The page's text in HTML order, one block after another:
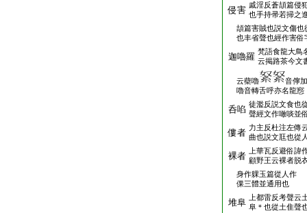
侵害 戚淫反蒼頡篇侵
也手持帚若掃之
頡篇害賊也説文傷也
也丰省聲也經作害俗
迦嚕羅 梵語食龍大鳥
云掲路茶今文
云蘗嚕
音儜
嚕音轉舌呼亦名龍惌
呑啗 徒濫反説文食也
聲經文作噉啖並
僂者 力主反杜注左傳
曲也説文尫也從
裸者
上華瓦反避俗諱
顧野王云裸者脱
身作躶玉篇從人作
倮三體並通用也
堆阜
上都雷反考聲云
阜＊也從土隹聲